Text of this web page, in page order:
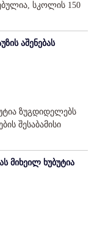
სკოლის 150
აშენებას
ზუგდიდელებს
შესაბამისი
მიხეილ ხუბუტია